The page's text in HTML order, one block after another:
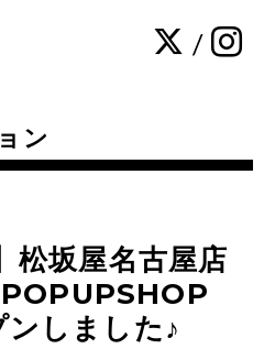
/
ン
松坂屋名古屋店
しました♪